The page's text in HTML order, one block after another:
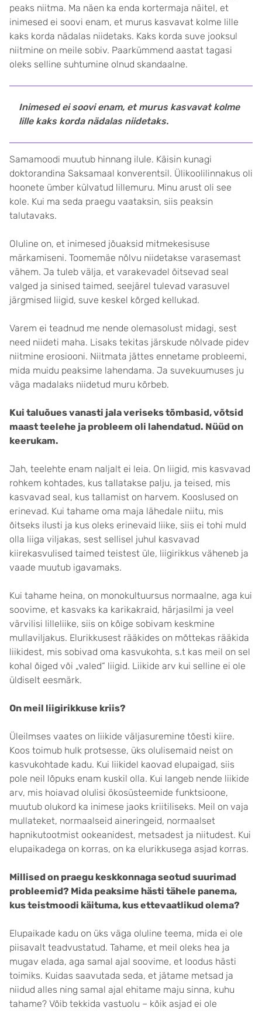
peaks niitma. Ma näen ka enda kortermaja näitel, et
inimesed ei soovi enam, et murus kasvavat kolme lille
kaks korda nädalas niidetaks. Kaks korda suve jooksul
niitmine on meile sobiv. Paarkümmend aastat tagasi
oleks selline suhtumine olnud skandaalne.
Inimesed ei soovi enam, et murus kasvavat kolme
lille kaks korda nädalas niidetaks.
Samamoodi muutub hinnang ilule. Käisin kunagi
doktorandina Saksamaal konverentsil. Ülikoolilinnakus oli
hoonete ümber külvatud lillemuru. Minu arust oli see
kole. Kui ma seda praegu vaataksin, siis peaksin
talutavaks.
Oluline on, et inimesed jõuaksid mitmekesisuse
märkamiseni. Toomemäe nõlvu niidetakse varasemast
vähem. Ja tuleb välja, et varakevadel õitsevad seal
valged ja sinised taimed, seejärel tulevad varasuvel
järgmised liigid, suve keskel kõrged kellukad.
Varem ei teadnud me nende olemasolust midagi, sest
need niideti maha. Lisaks tekitas järskude nõlvade pidev
niitmine erosiooni. Niitmata jättes ennetame probleemi,
mida muidu peaksime lahendama. Ja suvekuumuses ju
väga madalaks niidetud muru kõrbeb.
Kui taluõues vanasti jala veriseks tõmbasid, võtsid
maast teelehe ja probleem oli lahendatud. Nüüd on
keerukam.
Jah, teelehte enam naljalt ei leia. On liigid, mis kasvavad
rohkem kohtades, kus tallatakse palju, ja teised, mis
kasvavad seal, kus tallamist on harvem. Kooslused on
erinevad. Kui tahame oma maja lähedale niitu, mis
õitseks ilusti ja kus oleks erinevaid liike, siis ei tohi muld
olla liiga viljakas, sest sellisel juhul kasvavad
kiirekasvulised taimed teistest üle, liigirikkus väheneb ja
vaade muutub igavamaks.
Kui tahame heina, on monokultuursus normaalne, aga kui
soovime, et kasvaks ka karikakraid, härjasilmi ja veel
värvilisi lilleliike, siis on kõige sobivam keskmine
mullaviljakus. Elurikkusest rääkides on mõttekas rääkida
liikidest, mis sobivad oma kasvukohta, s.t kas meil on sel
kohal õiged või „valed“ liigid. Liikide arv kui selline ei ole
üldiselt eesmärk.
On meil liigirikkuse kriis?
Üleilmses vaates on liikide väljasuremine tõesti kiire.
Koos toimub hulk protsesse, üks olulisemaid neist on
kasvukohtade kadu. Kui liikidel kaovad elupaigad, siis
pole neil lõpuks enam kuskil olla. Kui langeb nende liikide
arv, mis hoiavad olulisi ökosüsteemide funktsioone,
muutub olukord ka inimese jaoks kriitiliseks. Meil on vaja
mullateket, normaalseid aineringeid, normaalset
hapnikutootmist ookeanidest, metsadest ja niitudest. Kui
elupaikadega on korras, on ka elurikkusega asjad korras.
Millised on praegu keskkonnaga seotud suurimad
probleemid? Mida peaksime hästi tähele panema,
kus teistmoodi käituma, kus ettevaatlikud olema?
Elupaikade kadu on üks väga oluline teema, mida ei ole
piisavalt teadvustatud. Tahame, et meil oleks hea ja
mugav elada, aga samal ajal soovime, et loodus hästi
toimiks. Kuidas saavutada seda, et jätame metsad ja
niidud alles ning samal ajal ehitame maju sinna, kuhu
tahame? Võib tekkida vastuolu – kõik asjad ei ole